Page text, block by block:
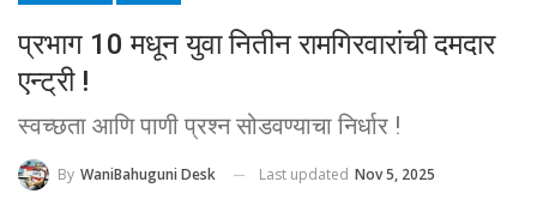
प्रभाग 10 मधून युवा नितीन रामगिरवारांची दमदार
एन्ट्री !
स्वच्छता आणि पाणी प्रश्न सोडवण्याचा निर्धार !
By WaniBahuguni Desk Last updated Nov 5, 2025